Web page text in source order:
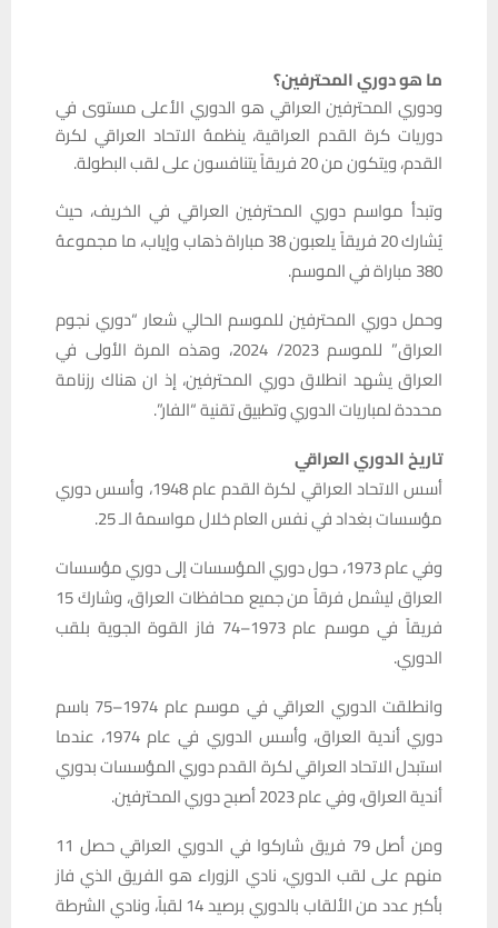
ما هو دوري المحترفين؟
ودوري المحترفين العراقي هو الدوري الأعلى مستوى في
دوريات كرة القدم العراقية، ينظمهُ الاتحاد العراقي لكرة
القدم، ويتكون من 20 فريقاً يتنافسون على لقب البطولة.
وتبدأ مواسم دوري المحترفين العراقي في الخريف، حيث
يُشارك 20 فريقاً يلعبون 38 مباراة ذهاب وإياب، ما مجموعهُ
380 مباراة في الموسم.
وحمل دوري المحترفين للموسم الحالي شعار “دوري نجوم
العراق” للموسم 2023/ 2024، وهذه المرة الأولى في
العراق يشهد انطلاق دوري المحترفين، إذ ان هناك رزنامة
محددة لمباريات الدوري وتطبيق تقنية “الفار”.
تاريخ الدوري العراقي
أسس الاتحاد العراقي لكرة القدم عام 1948، وأسس دوري
مؤسسات بغداد في نفس العام خلال مواسمهُ الـ 25.
وفي عام 1973، حول دوري المؤسسات إلى دوري مؤسسات
العراق ليشمل فرقاً من جميع محافظات العراق، وشاركَ 15
فريقاً في موسم عام 1973–74 فاز القوة الجوية بلقب
الدوري.
وانطلقت الدوري العراقي في موسم عام 1974–75 باسم
دوري أندية العراق، وأسس الدوري في عام 1974، عندما
استبدل الاتحاد العراقي لكرة القدم دوري المؤسسات بدوري
أندية العراق، وفي عام 2023 أصبح دوري المحترفين.
ومن أصل 79 فريق شاركوا في الدوري العراقي حصل 11
منهم على لقب الدوري، نادي الزوراء هو الفريق الذي فاز
بأكبر عدد من الألقاب بالدوري برصيد 14 لقباً، ونادي الشرطة